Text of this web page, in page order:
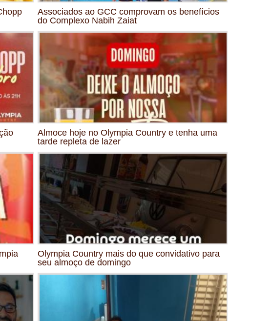
Associados ao GCC comprovam os benefícios
do Complexo Nabih Zaiat
Almoce hoje no Olympia Country e tenha uma
tarde repleta de lazer
Olympia Country mais do que convidativo para
seu almoço de domingo